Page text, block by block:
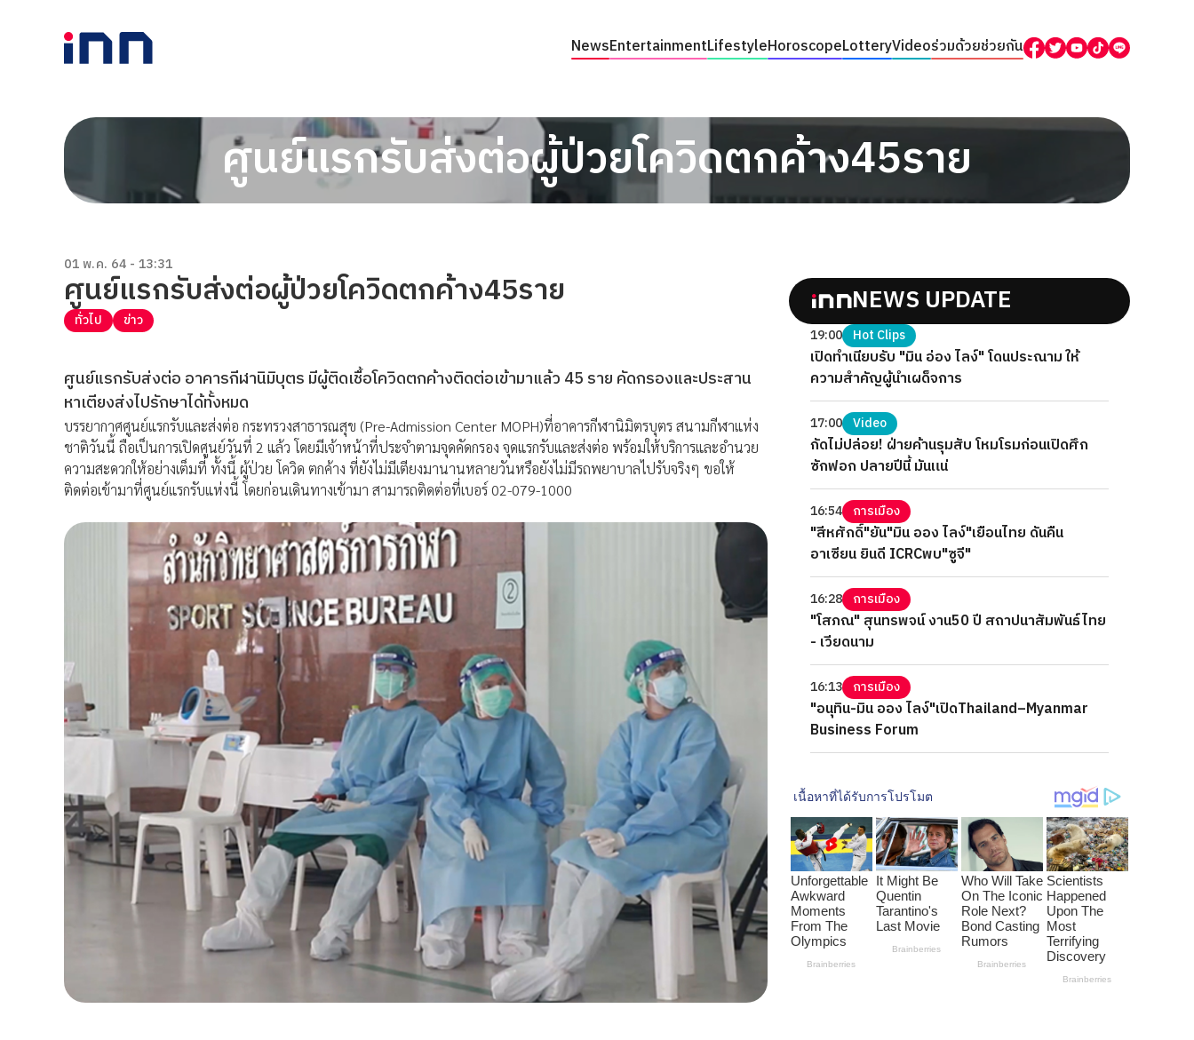
NewsEntertainmentLifestyleHoroscopeLotteryVideoร่วมด้วยช่วยกัน
ศูนย์แรกรับส่งต่อผู้ป่วยโควิดตกค้าง45ราย
01 พ.ค. 64 - 13:31
ศูนย์แรกรับส่งต่อผู้ป่วยโควิดตกค้าง45ราย
ทั่วไป ข่าว
ศูนย์แรกรับส่งต่อ อาคารกีฬานิมิบุตร มีผู้ติดเชื้อโควิดตกค้างติดต่อเข้ามาแล้ว 45 ราย คัดกรองและประสาน
หาเตียงส่งไปรักษาได้ทั้งหมด
บรรยากาศศูนย์แรกรับและส่งต่อ กระทรวงสาธารณสุข (Pre-Admission Center MOPH)ที่อาคารกีฬานิมิตรบุตร สนามกีฬาแห่ง
ชาติวันนี้ ถือเป็นการเปิดศูนย์วันที่ 2 แล้ว โดยมีเจ้าหน้าที่ประจำตามจุดคัดกรอง จุดแรกรับและส่งต่อ พร้อมให้บริการและอำนวย
ความสะดวกให้อย่างเต็มที่ ทั้งนี้ ผู้ป่วย โควิด ตกค้าง ที่ยังไม่มีเตียงมานานหลายวันหรือยังไม่มีรถพยาบาลไปรับจริงๆ ขอให้
ติดต่อเข้ามาที่ศูนย์แรกรับแห่งนี้ โดยก่อนเดินทางเข้ามา สามารถติดต่อที่เบอร์ 02-079-1000
NEWS UPDATE
19:00 Hot Clips
เปิดทำเนียบรับ "มิน อ่อง ไลง์" โดนประณาม ให้
ความสำคัญผู้นำเผด็จการ
17:00 Video
กัดไม่ปล่อย! ฝ่ายค้านรุมสับ โหมโรมก่อนเปิดศึก
ซักฟอก ปลายปีนี้ มันแน่
16:54 การเมือง
"สีหศักดิ์"ยัน"มิน ออง ไลง์"เยือนไทย ดันคืน
อาเซียน ยินดี ICRCพบ"ซูจี"
16:28 การเมือง
"โสภณ" สุนทรพจน์ งาน50 ปี สถาปนาสัมพันธ์ไทย
- เวียดนาม
16:13 การเมือง
"อนุทิน-มิน ออง ไลง์"เปิดThailand–Myanmar
Business Forum